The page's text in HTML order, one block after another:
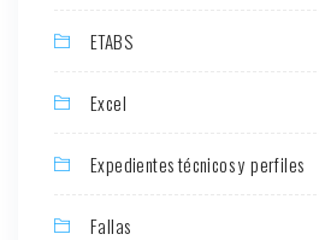
ETABS
Excel
Expedientes técnicos y perfiles
Fallas